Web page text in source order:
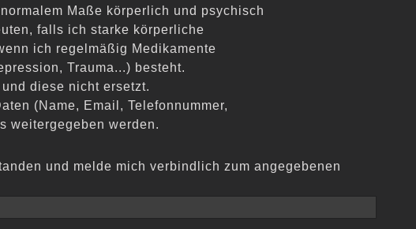
Maße körperlich und psychisch
falls ich starke körperliche
ich regelmäßig Medikamente
Trauma...) besteht.
diese nicht ersetzt.
(Name, Email, Telefonnummer,
weitergegeben werden.
und melde mich verbindlich zum angegebenen